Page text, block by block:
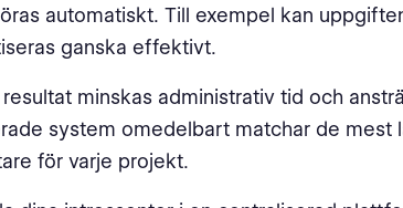
automatiskt. Till exempel kan
ganska effektivt.
minskas administrativ tid och
system omedelbart matchar de mest
för varje projekt.